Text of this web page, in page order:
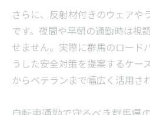
さらに、反射材付きのウェアや
です。夜間や早朝の通勤時は視
せません。実際に群馬のロード
うした安全対策を提案するケー
からベテランまで幅広く活用さ